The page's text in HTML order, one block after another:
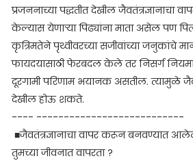
प्रजननाच्या पद्धतीत देखील जैवतंत्रज्ञानाचा
केल्यास येणाऱ्या पिढ्यांना माता असेल पण
कृत्रिमतेने पृथ्वीवरच्या सजीवांच्या जनुकांचे
फायदयासाठी फेरबदल केले तर निसर्ग
दूरगामी परिणाम भयानक असतील. त्यामुळे
देखील होऊ शकते.
---- ---------------------------
■जैवतंत्रज्ञानाचा वापर करून बनवण्यात
तुमच्या जीवनात वापरता ?